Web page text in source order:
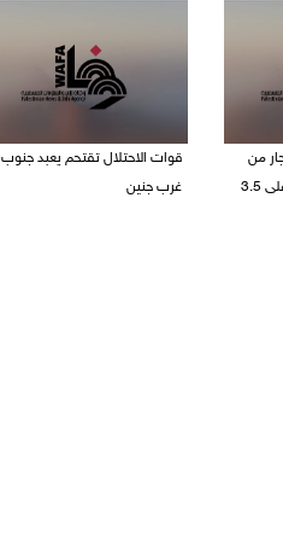
من
310 دونمات والاستيلاء على 3.5
قوات الاحتلال تقتحم يعبد جنوب
غرب جنين